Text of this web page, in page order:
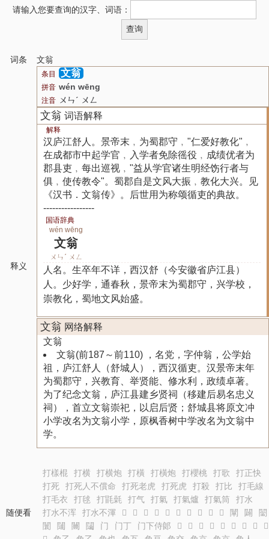
请输入您要查询的汉字、词语：
词条 文翁
释义
条目 文翁
拼音 wén wēng
注音 ㄨㄣˊ ㄨㄥ
文翁 词语解释
解释
汉庐江舒人。景帝末﹐为蜀郡守﹐"仁爱好教化"﹐
在成都市中起学官﹐入学者免除徭役﹐成绩优者为
郡县吏﹐每出巡视﹐"益从学官诸生明经饬行者与
俱﹐使传教令"。蜀郡自是文风大振﹐教化大兴。见
《汉书．文翁传》。后世用为称颂循吏的典故。
-----------------
国语辞典
文翁
wén wēng
ㄨㄣˊ ㄨㄥ
人名。生卒年不详，西汉舒（今安徽省庐江县）​
人。少好学，通春秋，景帝末为蜀郡守，兴学校，
崇教化，蜀地文风始盛。
文翁 网络解释
文翁
文翁(前187～前110) ，名党，字仲翁，公学始
祖，庐江舒人（舒城人），西汉循吏。汉景帝末年
为蜀郡守，兴教育、举贤能、修水利，政绩卓著。
为了纪念文翁，庐江县建乡贤祠（移建后易名忠义
祠），首立文翁崇祀，以启后贤；舒城县将原文冲
小学改名为文翁小学，原枫香树中学改名为文翁中
学。
随便看
打樣棍 打横 打横炮 打橫 打橫炮 打櫻桃 打歌
打正快
打死
打死人不償命 打死老虎 打死虎 打殺 打比
打毛線
打毛衣
打毬 打毷氉 打气 打氣 打氣爐 打氣筒
打水
打水不浑
打水不渾 𥀌 𥀍 𥀎 𥀏 𥀐 𥀑 𥀒 𥀓 𥀔 𥀕 闡 闢
闣
闤
闥 闦 闧 门 门丁 门下侍郞 𥱪 𥱫 𥱬 𥱭 𥱮 𥱯 𥱰 𥱱
𥱲